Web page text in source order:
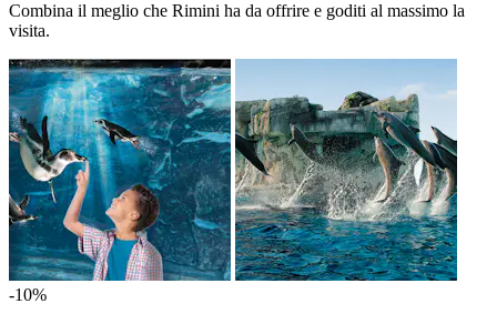
Combina il meglio che Rimini ha da offrire e goditi al massimo la
visita.
-10%